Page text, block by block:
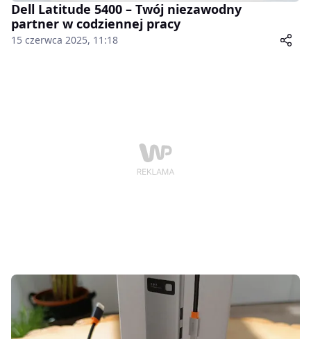
Dell Latitude 5400 – Twój niezawodny
partner w codziennej pracy
15 czerwca 2025, 11:18